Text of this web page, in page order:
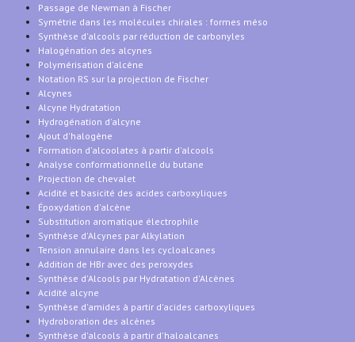
Passage de Newman à Fischer
Symétrie dans les molécules chirales : formes méso
Synthèse d'alcools par réduction de carbonyles
Halogénation des alcynes
Polymérisation d'alcène
Notation RS sur la projection de Fischer
Alcynes
Alcyne Hydratation
Hydrogénation d'alcyne
Ajout d'halogène
Formation d'alcoolates à partir d'alcools
Analyse conformationnelle du butane
Projection de chevalet
Acidité et basicité des acides carboxyliques
Époxydation d'alcène
Substitution aromatique électrophile
Synthèse d'Alcynes par Alkylation
Tension annulaire dans les cycloalcanes
Addition de HBr avec des peroxydes
Synthèse d'Alcools par Hydratation d'Alcènes
Acidité alcyne
Synthèse d'amides à partir d'acides carboxyliques
Hydroboration des alcènes
Synthèse d'alcools à partir d'haloalcanes